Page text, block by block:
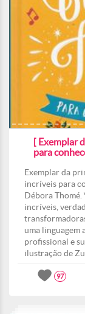
[ Exemplar
para
Exemplar da
incríveis para
Débora
incríveis,
uma linguagem
profissional e
ilustração de
97